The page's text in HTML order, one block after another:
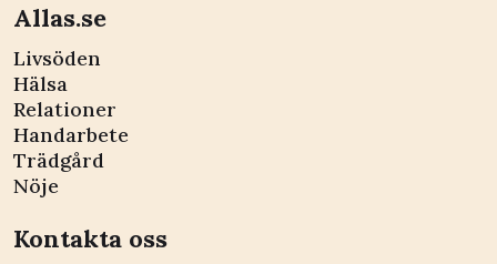
Allas.se
Livsöden
Hälsa
Relationer
Handarbete
Trädgård
Nöje
Kontakta oss